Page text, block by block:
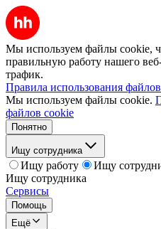
Мы используем файлы cookie,
правильную работу нашего
трафик.
Правила использования
Мы используем файлы cookie.
файлов cookie
Понятно
Ищу сотрудника
Ищу работу
Ищу
Ищу сотрудника
Сервисы
Помощь
Ещё